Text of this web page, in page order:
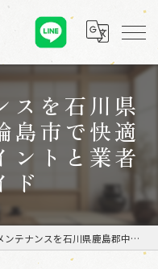
スを石川県
島市で快適
ントと業者
ド
石川県鹿島郡中能登町輪島市で快適に行うためのポイントと業者選びガイド